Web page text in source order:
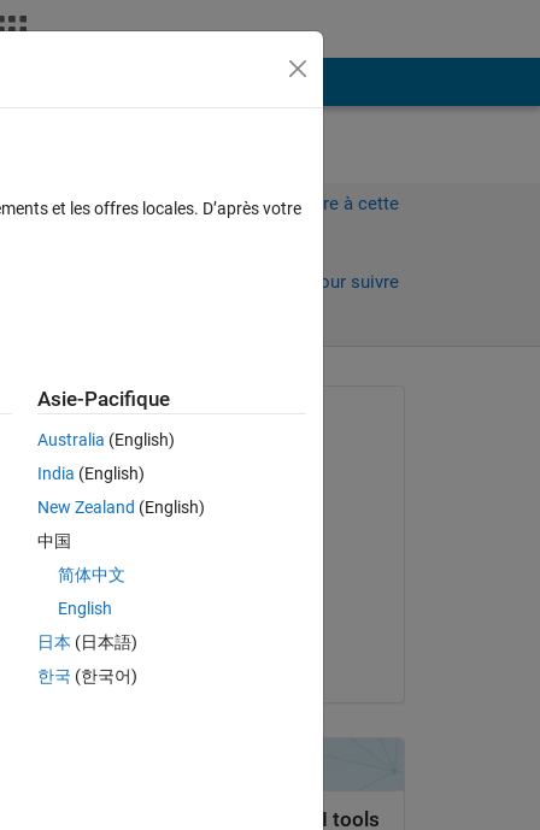
Connectez-vous pour répondre à cette
Connectez-vous pour suivre
Nikolas Spiliopoulos
le 24 Sep 2019
le 10 Déc 2021
Acceptée :
et les offres locales. D’après votre
Asie-Pacifique
Australia (English)
India (English)
New Zealand (English)
中国
简体中文
English
日本 (日本語)
한국 (한국어)